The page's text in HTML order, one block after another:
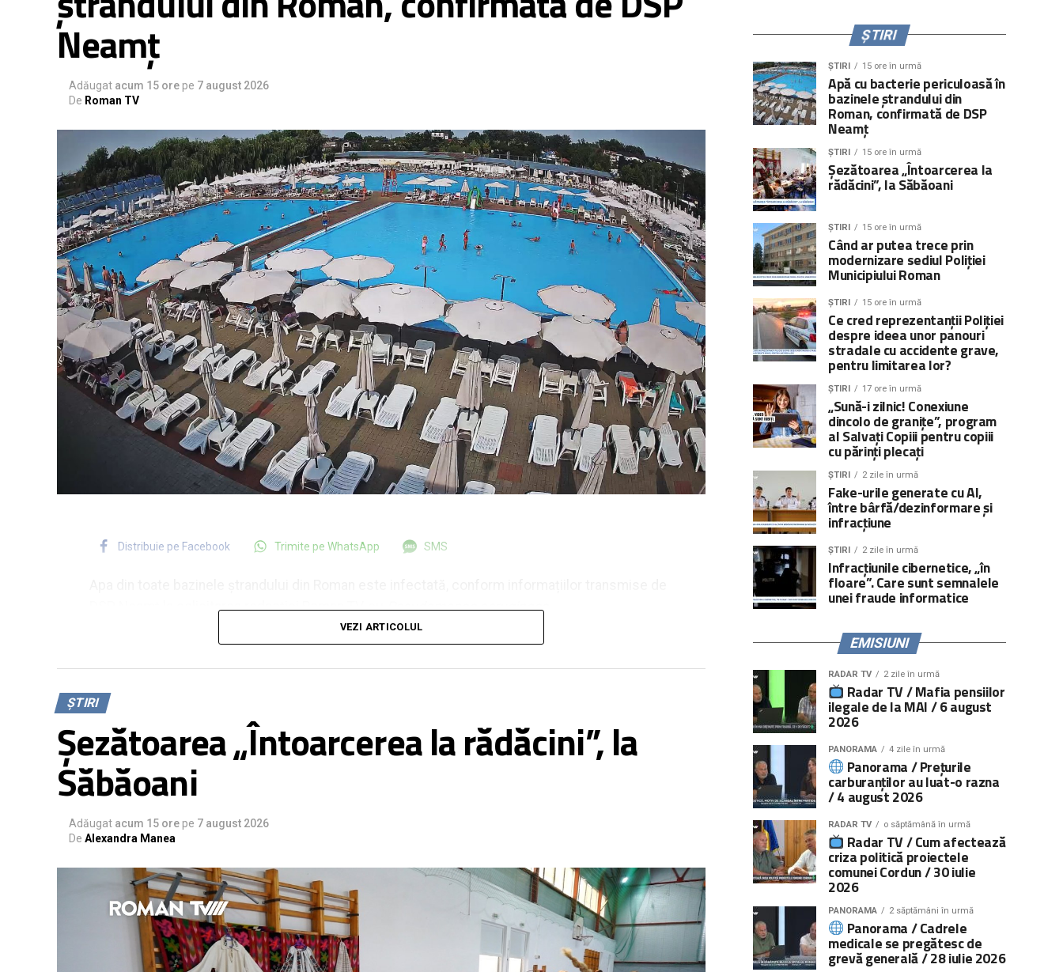
Neamț
Adăugat acum 15 ore pe 7 august 2026
De Roman TV
Distribuie pe Facebook Trimite pe WhatsApp SMS
DSP Neamț la solicitarea redacției Roman TV, cuPseudomonas aeruginosa
În toate trei bazinele a ieșit Pseudomonas aeruginosa. S-a făcut ieri adresă cu recomandări
și cu solicitarea de repetare a probelor către Primaria Municipiului Roman. Se impun golirea,
Direcției de Sănătate Publică Neamț
Într-un anunț pe pagina oficială, Primăria Municipiului Roman a precizat că se închid bazinele,
sfârșit de săptămână”, „efectele fenomenelor meteorologice înregistrate în cursul zilei de ieri,
inclusiv furtuna de nisip” și „depășiri ale unor indicatori privind calitatea apei”, fără a face
referire la bacteria depistată în urma analizelor.
VEZI ARTICOLUL
ȘTIRI
Șezătoarea „Întoarcerea la rădăcini”, la
Săbăoani
Adăugat acum 15 ore pe 7 august 2026
De Alexandra Manea
ȘTIRI
ȘTIRI 15 ore în urmă
Apă cu bacterie periculoasă în
bazinele ștrandului din
Roman, confirmată de DSP
Neamț
ȘTIRI 15 ore în urmă
Șezătoarea „Întoarcerea la
rădăcini”, la Săbăoani
ȘTIRI 15 ore în urmă
Când ar putea trece prin
modernizare sediul Poliției
Municipiului Roman
ȘTIRI 15 ore în urmă
Ce cred reprezentanții Poliției
despre ideea unor panouri
stradale cu accidente grave,
pentru limitarea lor?
ȘTIRI 17 ore în urmă
„Sună-i zilnic! Conexiune
dincolo de granițe”, program
al Salvați Copiii pentru copiii
cu părinți plecați
ȘTIRI 2 zile în urmă
Fake-urile generate cu AI,
între bârfă/dezinformare și
infracțiune
ȘTIRI 2 zile în urmă
Infracțiunile cibernetice, „în
floare”. Care sunt semnalele
unei fraude informatice
EMISIUNI
RADAR TV 2 zile în urmă
Radar TV / Mafia pensiilor
ilegale de la MAI / 6 august
2026
PANORAMA 4 zile în urmă
Panorama / Prețurile
carburanților au luat-o razna
/ 4 august 2026
RADAR TV o săptămână în urmă
Radar TV / Cum afectează
criza politică proiectele
comunei Cordun / 30 iulie
2026
PANORAMA 2 săptămâni în urmă
Panorama / Cadrele
medicale se pregătesc de
grevă generală / 28 iulie 2026